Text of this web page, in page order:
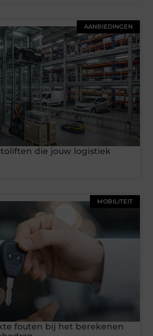
AANBIEDINGEN
die jouw logistiek
MOBILITEIT
fouten bij het berekenen